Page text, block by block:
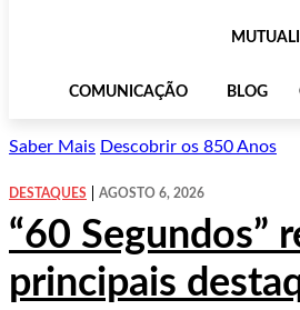
COMUNICAÇÃO BLOG
Saber Mais Descobrir os 850 Anos
DESTAQUES AGOSTO 6, 2026
“60 Segundos”
principais